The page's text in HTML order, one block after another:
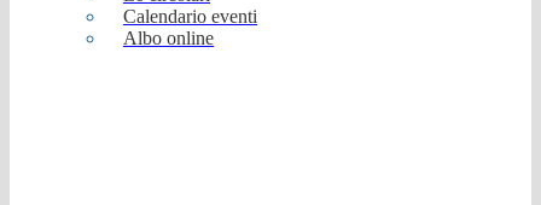
Calendario eventi
Albo online